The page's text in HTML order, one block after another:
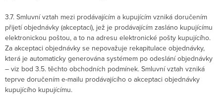
3.7. Smluvní vztah mezi prodávajícím a kupujícím vzniká doručením
přijetí objednávky (akceptací), jež je prodávajícím zasláno kupujícímu
elektronickou poštou, a to na adresu elektronické pošty kupujícího.
Za akceptaci objednávky se nepovažuje rekapitulace objednávky,
která je automaticky generována systémem po odeslání objednávky
– viz bod 3.5. těchto obchodních podmínek. Smluvní vztah vzniká
teprve doručením e-mailu prodávajícího o akceptaci objednávky
kupujícího kupujícímu.